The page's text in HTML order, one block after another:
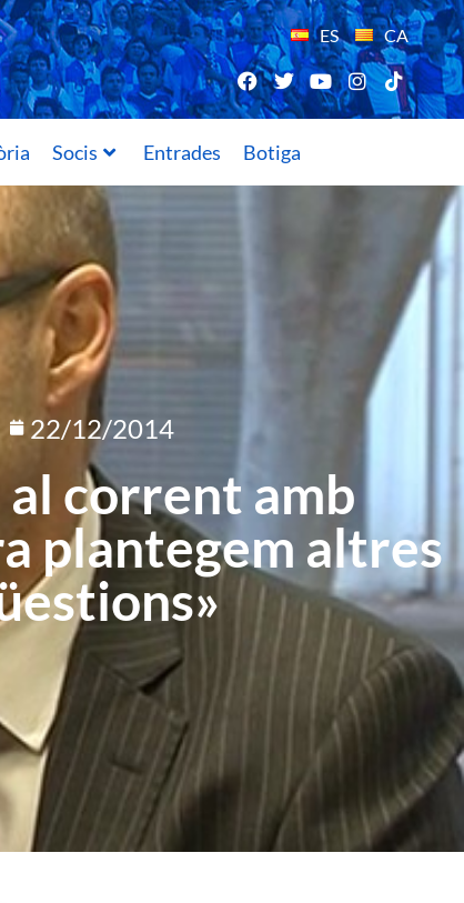
ES CA
Socis Entrades Botiga
22/12/2014
al corrent amb
plantegem altres